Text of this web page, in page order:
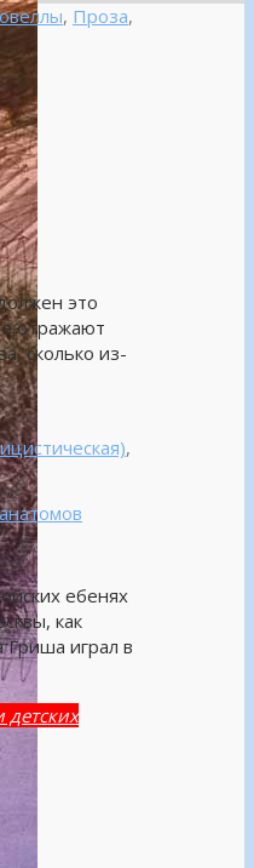
, Проза,
это
отражают
сколько из-
,
ебенях
как
Гриша играл в